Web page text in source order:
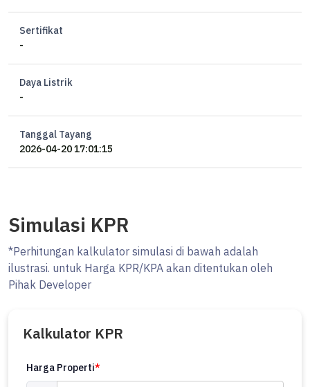
Sertifikat
-
Daya Listrik
-
Tanggal Tayang
2026-04-20 17:01:15
Simulasi KPR
*Perhitungan kalkulator simulasi di bawah adalah
ilustrasi. untuk Harga KPR/KPA akan ditentukan oleh
Pihak Developer
Kalkulator KPR
Harga Properti*